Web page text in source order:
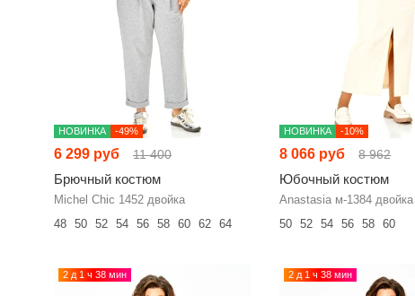
НОВИНКА -49%
6 299 руб 11 400
Брючный костюм
Michel Chic 1452 двойка
48 50 52 54 56 58 60 62 64
НОВИНКА -10%
8 066 руб 8 962
Юбочный костюм
Anastasia м-1384 двойка
50
52 54 56 58 60
2 д 1 ч 38 мин 2 д 1 ч 38 мин